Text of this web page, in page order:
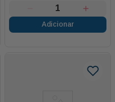
Adicionar